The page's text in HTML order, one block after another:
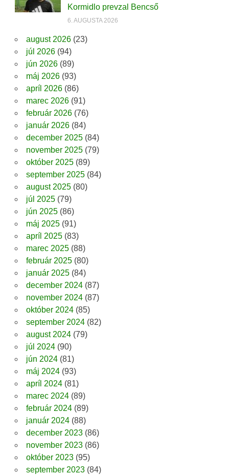
Kormidlo prevzal Bencső
6. AUGUSTA 2026
august 2026(23)
júl 2026(94)
jún 2026(89)
máj 2026(93)
apríl 2026(86)
marec 2026(91)
február 2026(76)
január 2026(84)
december 2025(84)
november 2025(79)
október 2025(89)
september 2025(84)
august 2025(80)
júl 2025(79)
jún 2025(86)
máj 2025(91)
apríl 2025(83)
marec 2025(88)
február 2025(80)
január 2025(84)
december 2024(87)
november 2024(87)
október 2024(85)
september 2024(82)
august 2024(79)
júl 2024(90)
jún 2024(81)
máj 2024(93)
apríl 2024(81)
marec 2024(89)
február 2024(89)
január 2024(88)
december 2023(86)
november 2023(86)
október 2023(95)
september 2023(84)